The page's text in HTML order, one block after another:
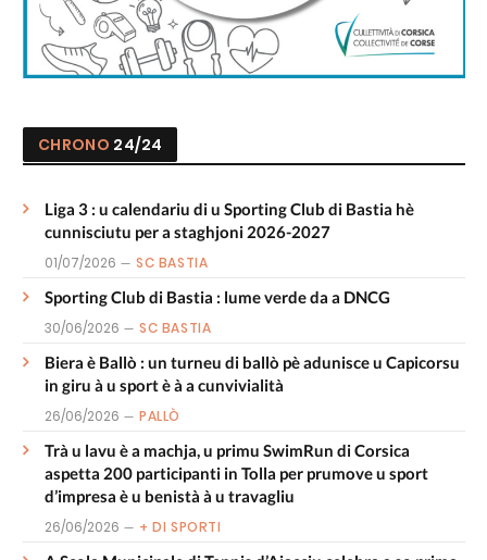
CHRONO 24/24
Liga 3 : u calendariu di u Sporting Club di Bastia hè
cunnisciutu per a staghjoni 2026-2027
01/07/2026 SC BASTIA
Sporting Club di Bastia : lume verde da a DNCG
30/06/2026 SC BASTIA
Biera è Ballò : un turneu di ballò pè adunisce u Capicorsu
in giru à u sport è à a cunvivialità
26/06/2026 PALLÒ
Trà u lavu è a machja, u primu SwimRun di Corsica
aspetta 200 participanti in Tolla per prumove u sport
d’impresa è u benistà à u travagliu
26/06/2026 + DI SPORTI